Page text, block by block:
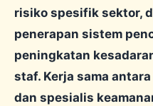
risiko spesifik sektor,
penerapan sistem
peningkatan
staf. Kerja sama
dan spesialis